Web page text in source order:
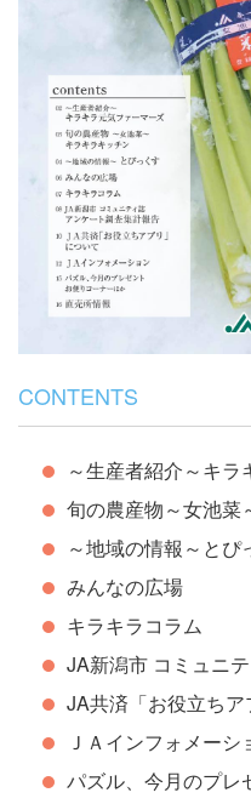
CONTENTS
～生産者紹介～キ
旬の農産物～女池菜
～地域の情報～とぴ
みんなの広場
キラキラコラム
JA新潟市 コミュニ
JA共済「お役立ち
ＪＡインフォメーシ
パズル、今月のプ